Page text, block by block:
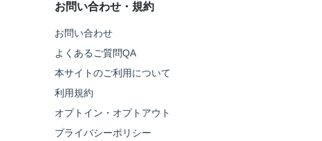
お問い合わせ・規約
お問い合わせ
よくあるご質問QA
本サイトのご利用について
利用規約
オプトイン・オプトアウト
プライバシーポリシー